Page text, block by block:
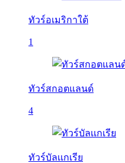
ทัวร์อเมริกาใต้
1
ทัวร์สกอตแลนด์
4
ทัวร์บัลเเกเรีย